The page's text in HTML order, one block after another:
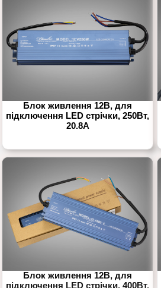
Блок живлення 12В, для
підключення LED стрічки, 250Вт,
20.8А
Блок живлення 12В, для
підключення LED стрічки, 400Вт,